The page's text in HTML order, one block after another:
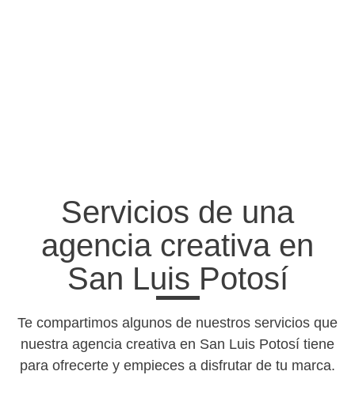
Servicios de una
agencia creativa en
San Luis Potosí
Te compartimos algunos de nuestros servicios que
nuestra agencia creativa en San Luis Potosí tiene
para ofrecerte y empieces a disfrutar de tu marca.